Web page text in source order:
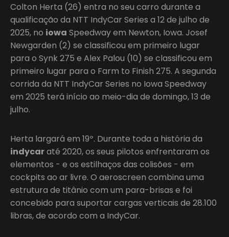
Colton Herta (26) entra no seu carro durante a
qualificação da NTT IndyCar Series a 12 de julho de
2025, no iowa Speedway em Newton, Iowa. Josef
Newgarden (2) se classificou em primeiro lugar
para o Synk 275 e Alex Palou (10) se classificou em
primeiro lugar para o Farm to Finish 275. A segunda
corrida da NTT IndyCar Series no Iowa Speedway
em 2025 terá início ao meio-dia de domingo, 13 de
julho.
Herta largará em 19º. Durante toda a história da
indycaraté 2020, os seus pilotos enfrentaram os
elementos - e os estilhaços das colisões - em
cockpits ao ar livre. O aeroscreen combina uma
estrutura de titânio com um para-brisas e foi
concebido para suportar cargas verticais de 28.100
libras, de acordo com a IndyCar.